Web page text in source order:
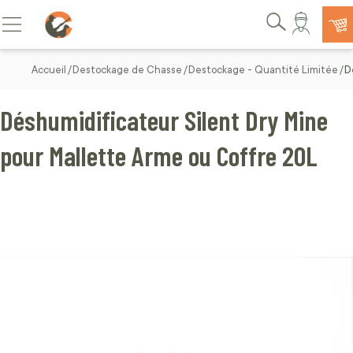
Allez au contenu
Basculer la navigation
Rechercher
Accueil Destockage de Chasse Destockage - Quantité Limitée
Déshumidificateur Silent Dry Mine
pour Mallette Arme ou Coffre 20L